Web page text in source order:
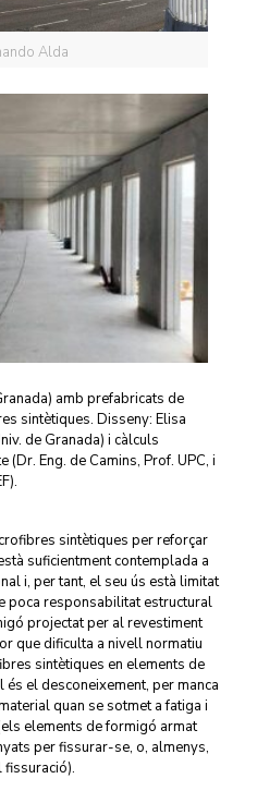
Alda
amb prefabricats de
sintètiques. Disseny: Elisa
de Granada) i càlculs
Eng. de Camins, Prof. UPC, i
sintètiques per reforçar
suficientment contemplada a
i, per tant, el seu ús està limitat
poca responsabilitat estructural
projectat per al revestiment
que dificulta a nivell normatiu
sintètiques en elements de
el desconeixement, per manca
quan se sotmet a fatiga i
elements de formigó armat
per fissurar-se, o, almenys,
fissuració).